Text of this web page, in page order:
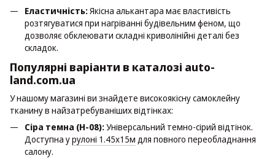
Еластичність:Якісна алькантара має властивість
розтягуватися при нагріванні будівельним феном, що
дозволяє обклеювати складні криволінійні деталі без
складок.
Популярні варіанти в каталозі auto-
land.com.ua
У нашому магазині ви знайдете високоякісну самоклейну
тканину в найзатребуваніших відтінках:
Сіра темна (H-08):Універсальний темно-сірий відтінок.
Доступна урулоні 1.45х15м для повного переобладнання
салону.